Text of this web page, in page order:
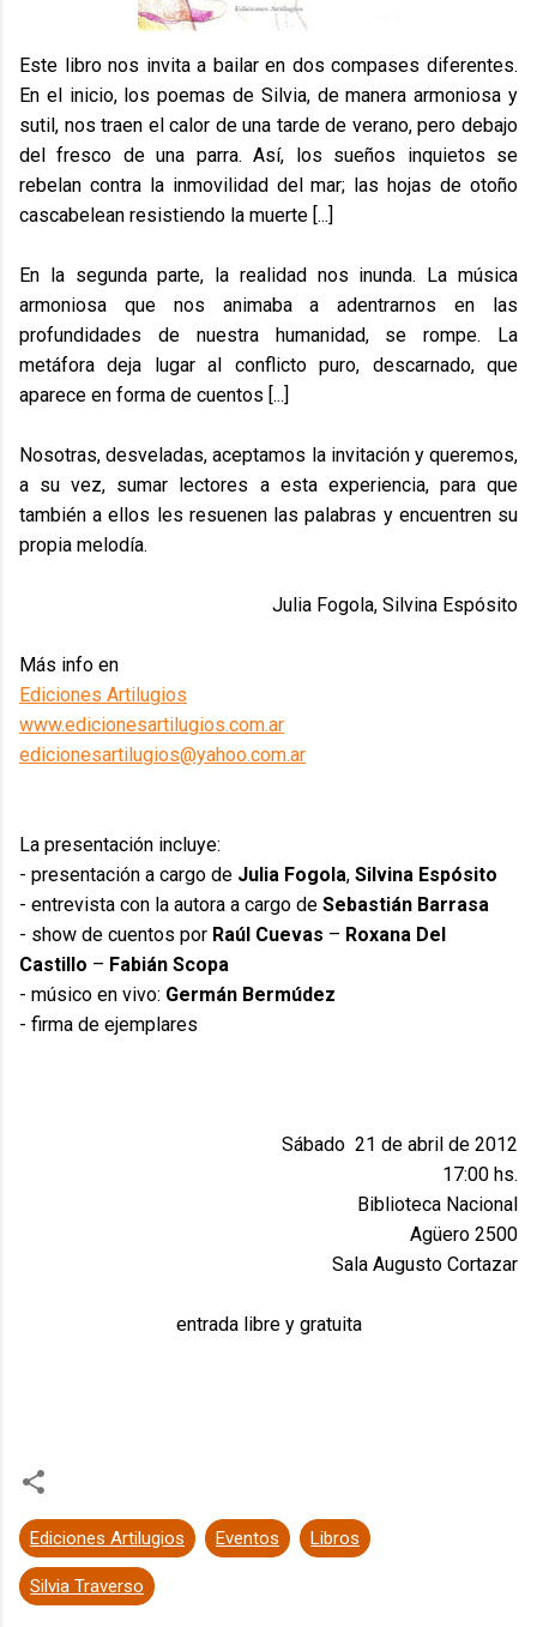
Este libro nos invita a bailar en dos compases diferentes.
En el inicio, los poemas de Silvia, de manera armoniosa y
sutil, nos traen el calor de una tarde de verano, pero debajo
del fresco de una parra. Así, los sueños inquietos se
rebelan contra la inmovilidad del mar; las hojas de otoño
cascabelean resistiendo la muerte [...]
En la segunda parte, la realidad nos inunda. La música
armoniosa que nos animaba a adentrarnos en las
profundidades de nuestra humanidad, se rompe. La
metáfora deja lugar al conflicto puro, descarnado, que
aparece en forma de cuentos [...]
Nosotras, desveladas, aceptamos la invitación y queremos,
a su vez, sumar lectores a esta experiencia, para que
también a ellos les resuenen las palabras y encuentren su
propia melodía.
Julia Fogola, Silvina Espósito
Más info en
Ediciones Artilugios
www.edicionesartilugios.com.ar
edicionesartilugios@yahoo.com.ar
La presentación incluye:
- presentación a cargo de Julia Fogola, Silvina Espósito
- entrevista con la autora a cargo de Sebastián Barrasa
- show de cuentos por Raúl Cuevas – Roxana Del
Castillo – Fabián Scopa
- músico en vivo: Germán Bermúdez
- firma de ejemplares
Sábado 21 de abril de 2012
17:00 hs.
Biblioteca Nacional
Agüero 2500
Sala Augusto Cortazar
entrada libre y gratuita
Ediciones Artilugios Eventos Libros
Silvia Traverso